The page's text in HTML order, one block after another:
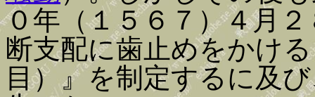
０年（１５６７）４月
断支配に歯止めをかけ
目）』を制定するに及